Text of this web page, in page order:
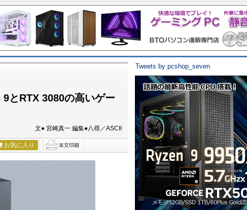
とRTX 3080の高いゲー
文● 宮崎真一 編集●八尋／ASCII
お気に入り
Tweets by pcshop_seven